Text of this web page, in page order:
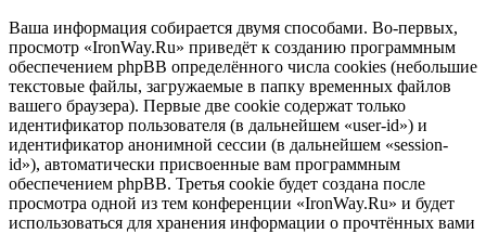
Ваша информация собирается двумя способами. Во-первых,
просмотр «IronWay.Ru» приведёт к созданию программным
обеспечением phpBB определённого числа cookies (небольшие
текстовые файлы, загружаемые в папку временных файлов
вашего браузера). Первые две cookie содержат только
идентификатор пользователя (в дальнейшем «user-id») и
идентификатор анонимной сессии (в дальнейшем «session-
id»), автоматически присвоенные вам программным
обеспечением phpBB. Третья cookie будет создана после
просмотра одной из тем конференции «IronWay.Ru» и будет
использоваться для хранения информации о прочтённых вами